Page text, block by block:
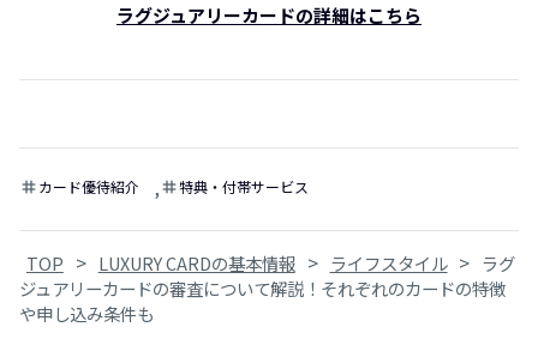
ラグジュアリーカードの詳細はこちら
tagカード優待紹介 ,tag特典・付帯サービス
TOP > LUXURY CARDの基本情報 > ライフスタイル > ラグ
ジュアリーカードの審査について解説！それぞれのカードの特徴
や申し込み条件も